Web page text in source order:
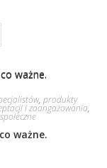
, produkty
i zaangażowania,
ważne.